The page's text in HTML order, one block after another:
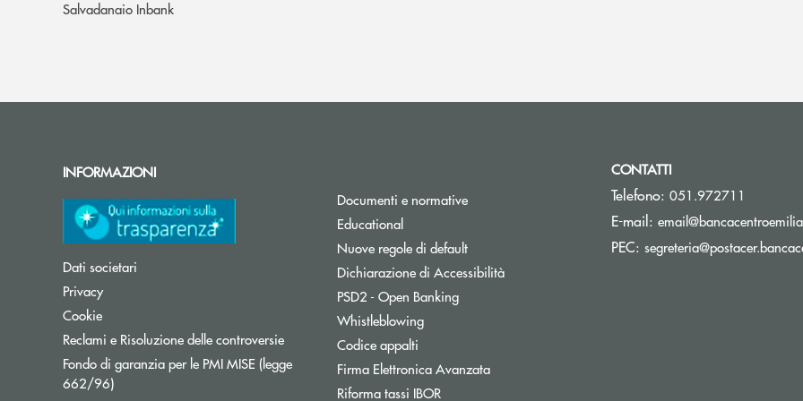
Salvadanaio Inbank
INFORMAZIONI
Dati societari
Privacy
Cookie
Reclami e Risoluzione delle controversie
Fondo di garanzia per le PMI MISE (legge
662/96)Apre una nuova finestra
Documenti e normative
Educational
Nuove regole di default
Dichiarazione di Accessibilità
PSD2 - Open Banking
Whistleblowing
Codice appalti
Firma Elettronica Avanzata
Riforma tassi IBOR
CONTATTI
Telefono: 051.972711
E-mail:
PEC: